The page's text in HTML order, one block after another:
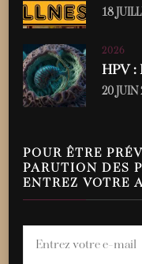
18
2026
HPV :
20 JUIN
POUR ÊTRE
PARUTION DES
ENTREZ VOTRE